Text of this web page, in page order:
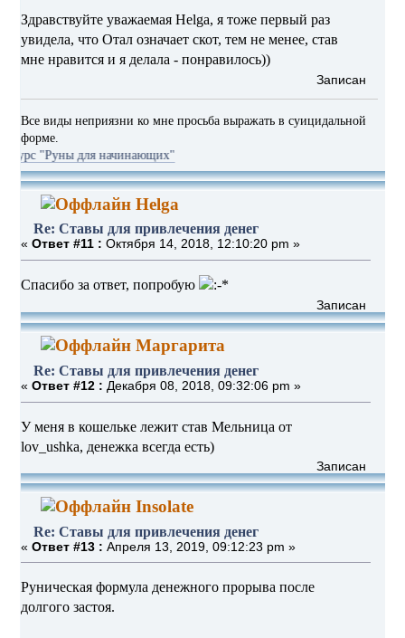
Здравствуйте уважаемая Helga, я тоже первый раз
увидела, что Отал означает скот, тем не менее, став
мне нравится и я делала - понравилось))
Записан
Все виды неприязни ко мне просьба выражать в суицидальной
форме.
для начинающих"
Helga
Re: Ставы для привлечения денег
«Ответ #11 : Октября 14, 2018, 12:10:20 pm »
Спасибо за ответ, попробую
Записан
Маргарита
Re: Ставы для привлечения денег
«Ответ #12 : Декабря 08, 2018, 09:32:06 pm »
У меня в кошельке лежит став Мельница от
lov_ushka, денежка всегда есть)
Записан
Insolate
Re: Ставы для привлечения денег
«Ответ #13 : Апреля 13, 2019, 09:12:23 pm »
Руническая формула денежного прорыва после
долгого застоя.